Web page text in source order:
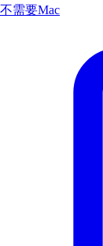
不需要Mac